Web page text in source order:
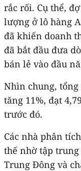
rắc rối. Cụ thể,
lượng ở lô hàng
đã khiến doanh
đã bắt đầu đưa
bán lẻ vào đầu
Nhìn chung, tổng
tăng 11%, đạt
trước đó.
Các nhà phân
thế nhờ tập
Trung Đông và